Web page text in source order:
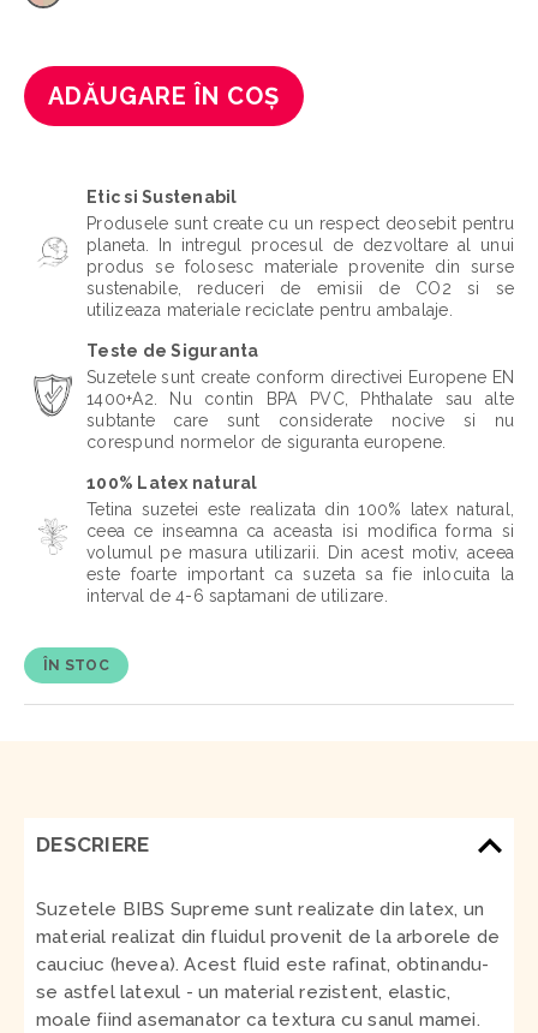
ADĂUGARE ÎN COȘ
Etic si Sustenabil
Produsele sunt create cu un respect deosebit pentru
planeta. In intregul procesul de dezvoltare al unui
produs se folosesc materiale provenite din surse
sustenabile, reduceri de emisii de CO2 si se
utilizeaza materiale reciclate pentru ambalaje.
Teste de Siguranta
Suzetele sunt create conform directivei Europene EN
1400+A2. Nu contin BPA PVC, Phthalate sau alte
subtante care sunt considerate nocive si nu
corespund normelor de siguranta europene.
100% Latex natural
Tetina suzetei este realizata din 100% latex natural,
ceea ce inseamna ca aceasta isi modifica forma si
volumul pe masura utilizarii. Din acest motiv, aceea
este foarte important ca suzeta sa fie inlocuita la
interval de 4-6 saptamani de utilizare.
ÎN STOC
DESCRIERE
Suzetele BIBS Supreme sunt realizate din latex, un
material realizat din fluidul provenit de la arborele de
cauciuc (hevea). Acest fluid este rafinat, obtinandu-
se astfel latexul - un material rezistent, elastic,
moale fiind asemanator ca textura cu sanul mamei.